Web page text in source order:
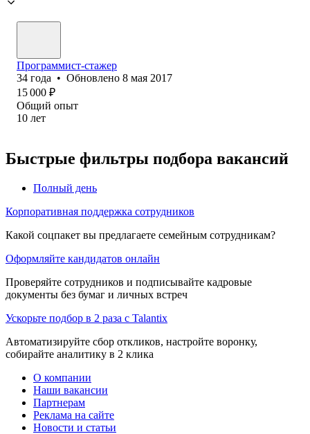
Программист-стажер
34 года • Обновлено 8 мая 2017
15 000 ₽
Общий опыт
10 лет
Быстрые фильтры подбора вакансий
Полный день
Корпоративная поддержка сотрудников
Какой соцпакет вы предлагаете семейным сотрудникам?
Оформляйте кандидатов онлайн
Проверяйте сотрудников и подписывайте кадровые
документы без бумаг и личных встреч
Ускорьте подбор в 2 раза с Talantix
Автоматизируйте сбор откликов, настройте воронку,
собирайте аналитику в 2 клика
О компании
Наши вакансии
Партнерам
Реклама на сайте
Новости и статьи